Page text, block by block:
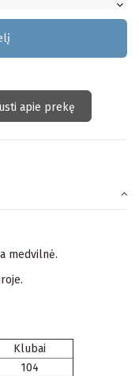
apie prekę
medvilnė.
Klubai
104